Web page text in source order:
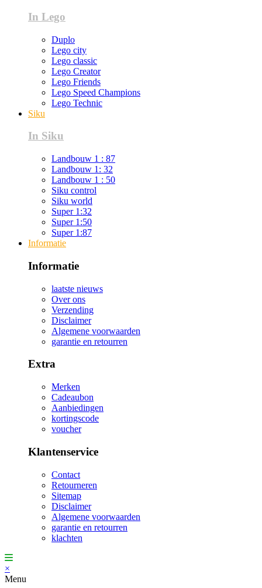
In Lego
Duplo
Lego city
Lego classic
Lego Creator
Lego Friends
Lego Speed Champions
Lego Technic
Siku
In Siku
Landbouw 1 : 87
Landbouw 1: 32
Landbouw 1 : 50
Siku control
Siku world
Super 1:32
Super 1:50
Super 1:87
Informatie
Informatie
laatste nieuws
Over ons
Verzending
Disclaimer
Algemene voorwaarden
garantie en retourren
Extra
Merken
Cadeaubon
Aanbiedingen
kortingscode
voucher
Klantenservice
Contact
Retourneren
Sitemap
Disclaimer
Algemene voorwaarden
garantie en retourren
klachten
×
Menu